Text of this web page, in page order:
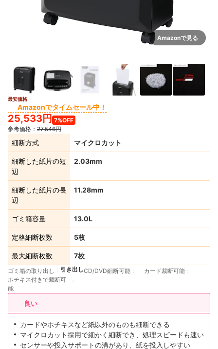
Amazonで見る
最安価格
Amazonでタイムセール中！
25,533円 7%OFF
参考価格： 27,546円
細断方式 マイクロカット
細断した紙片の短
辺
2.03mm
細断した紙片の長
辺
11.28mm
ゴミ箱容量 13.0L
定格細断枚数 5枚
最大細断枚数 7枚
ゴミ箱の取り出し 引き出しCD/DVD細断可能
カード裁断可能
ホチキス付きで裁断可
能
良い
カードやホチキスなど紙以外のものも細断できる
マイクロカット採用で細かく細断でき、処理スピードも速い
センサーや投入サポートの溝があり、紙を投入しやすい